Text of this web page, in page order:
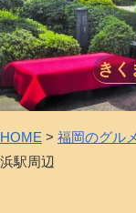
きく
HOME > 福岡のグル
浜駅周辺